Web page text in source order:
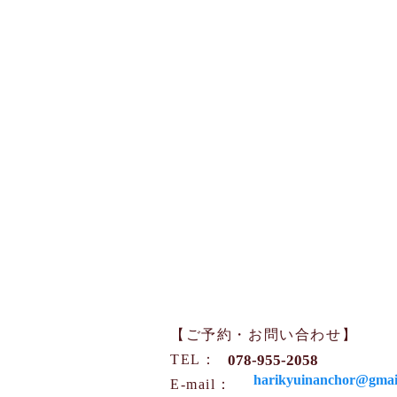
【ご予約・お問い合わせ】
TEL：
​​E-mail：
078-955-2058